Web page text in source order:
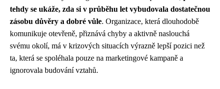
tehdy se ukáže, zda si v průběhu let vybudovala dostatečnou
zásobu důvěry a dobré vůle. Organizace, která dlouhodobě
komunikuje otevřeně, přiznává chyby a aktivně naslouchá
svému okolí, má v krizových situacích výrazně lepší pozici než
ta, která se spoléhala pouze na marketingové kampaně a
ignorovala budování vztahů.